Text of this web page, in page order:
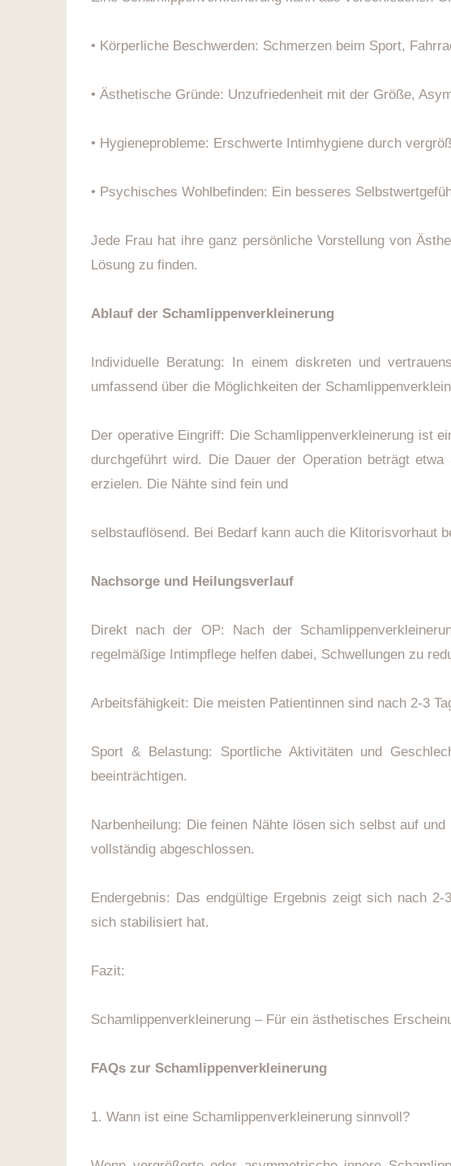
• Körperliche Beschwerden: Schmerzen beim Sport,
• Ästhetische Gründe: Unzufriedenheit mit der Größe,
• Hygieneprobleme: Erschwerte Intimhygiene durch
• Psychisches Wohlbefinden: Ein besseres
Jede Frau hat ihre ganz persönliche Vorstellung von
Lösung zu finden.
Ablauf der Schamlippenverkleinerung
Individuelle Beratung: In einem diskreten und
umfassend über die Möglichkeiten der
Der operative Eingriff: Die Schamlippenverkleinerung ist
durchgeführt wird. Die Dauer der Operation beträgt
erzielen. Die Nähte sind fein und
selbstauflösend. Bei Bedarf kann auch die Klitorisvorhaut
Nachsorge und Heilungsverlauf
Direkt nach der OP: Nach der
regelmäßige Intimpflege helfen dabei, Schwellungen zu
Arbeitsfähigkeit: Die meisten Patientinnen sind nach 2-3
Sport & Belastung: Sportliche Aktivitäten und
beeinträchtigen.
Narbenheilung: Die feinen Nähte lösen sich selbst auf
vollständig abgeschlossen.
Endergebnis: Das endgültige Ergebnis zeigt sich nach
sich stabilisiert hat.
Fazit:
Schamlippenverkleinerung – Für ein ästhetisches
FAQs zur Schamlippenverkleinerung
1. Wann ist eine Schamlippenverkleinerung sinnvoll?